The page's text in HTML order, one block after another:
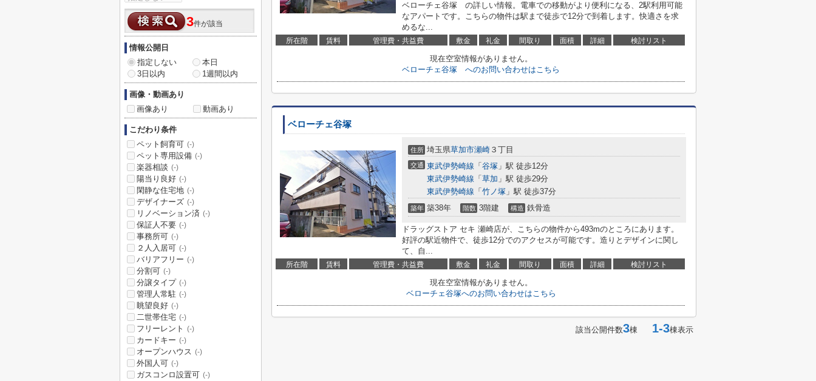
ベローチェ谷塚 の詳しい情報。電車での移動がより便利になる、2駅利用可能
なアパートです。こちらの物件は駅まで徒歩で12分で到着します。快適さを求
めるな...
所在階 賃料 管理費・共益費 敷金 礼金 間取り 面積 詳細 検討リスト
現在空室情報がありません。
ベローチェ谷塚 へのお問い合わせはこちら
ベローチェ谷塚
住所 埼玉県草加市瀬崎 ３丁目
交通 東武伊勢崎線 「 谷塚 」駅 徒歩12分
東武伊勢崎線 「 草加 」駅 徒歩29分
東武伊勢崎線 「 竹ノ塚 」駅 徒歩37分
築年 築38年 階数 3階建 構造 鉄骨造
ドラッグストア セキ 瀬崎店が、こちらの物件から493mのところにあります。
好評の駅近物件で、徒歩12分でのアクセスが可能です。造りとデザインに関し
て、自...
所在階 賃料 管理費・共益費 敷金 礼金 間取り 面積 詳細 検討リスト
現在空室情報がありません。
ベローチェ谷塚へのお問い合わせはこちら
該当公開件数3棟 1-3棟表示
3件が該当
情報公開日
指定しない
本日
3日以内
1週間以内
画像・動画あり
画像あり
動画あり
こだわり条件
ペット飼育可 (-)
ペット専用設備 (-)
楽器相談 (-)
陽当り良好 (-)
閑静な住宅地 (-)
デザイナーズ (-)
リノベーション済 (-)
保証人不要 (-)
事務所可 (-)
２人入居可 (-)
バリアフリー (-)
分割可 (-)
分譲タイプ (-)
管理人常駐 (-)
眺望良好 (-)
二世帯住宅 (-)
フリーレント (-)
カードキー (-)
オープンハウス (-)
外国人可 (-)
ガスコンロ設置可 (-)